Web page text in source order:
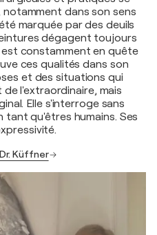
dans son sens
marquée par des deuils
dégagent toujours
est constamment en quête
ces qualités dans son
et des situations qui
l'extraordinaire, mais
Elle s'interroge sans
tant qu'êtres humains. Ses
Küffner